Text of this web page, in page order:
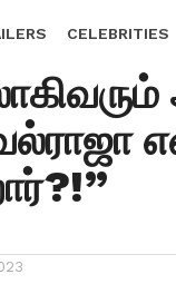
CELEBRITIES